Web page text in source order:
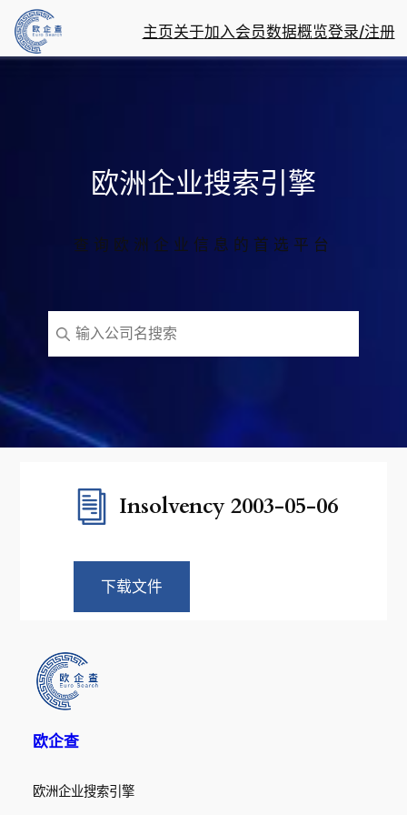
内
主页关于加入会员数据概览登录/注册
欧洲企业搜索引擎
查询欧洲企业信息的首选平台
Insolvency 2003-05-06
下载文件
欧企查
欧洲企业搜索引擎